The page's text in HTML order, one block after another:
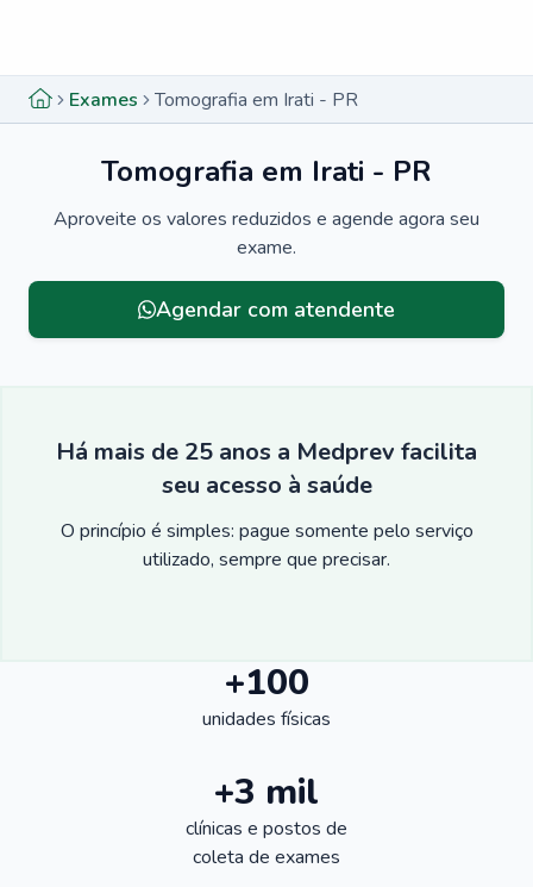
Exames Tomografia em Irati - PR
Tomografia em Irati - PR
Aproveite os valores reduzidos e agende agora seu
exame.
Agendar com atendente
Há mais de 25 anos a Medprev facilita
seu acesso à saúde
O princípio é simples: pague somente pelo serviço
utilizado, sempre que precisar.
+100
unidades físicas
+3 mil
clínicas e postos de
coleta de exames